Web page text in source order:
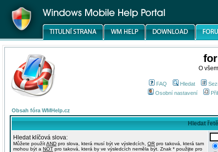
O
FAQ Hledat
Osobní nastavení
Obsah fóra WMHelp.cz
Hledat
Hledat klíčová slova:
Můžete použítAND pro slova, která musí být ve výsledcích, OR pro taková, která tam
mohou být a NOT pro taková, která by ve výsledcích neměla být. Znak * použijte pro